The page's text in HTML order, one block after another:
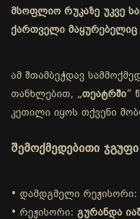
მსოფლიო რუკაზე უკვე
ქართველი მაყურებელიც
ამ შთამბეჭდავ
თანხლებით, „თეატრში“
კეთილი იყოს თქვენი
შემოქმედებითი
• დამდგმელი რეჟისორი:
• რეჟისორი: გურანდა